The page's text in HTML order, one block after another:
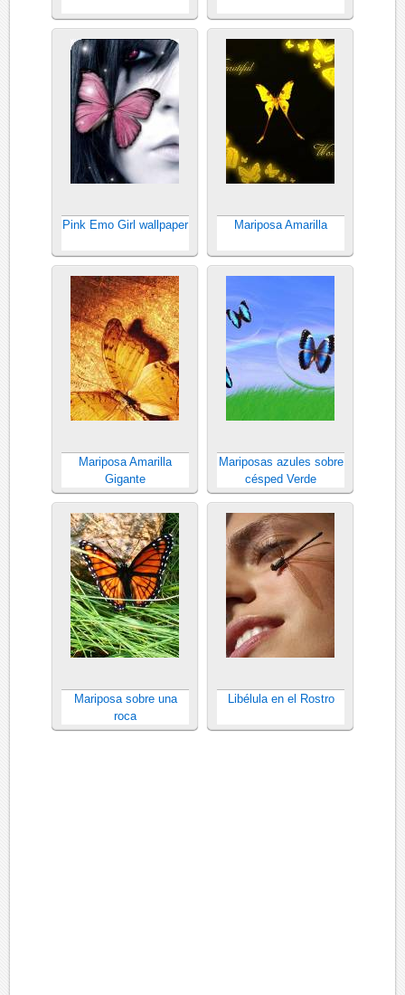
Pink Emo Girl wallpaper Mariposa Amarilla
Mariposa Amarilla
Gigante
Mariposas azules sobre
césped Verde
Mariposa sobre una
roca
Libélula en el Rostro